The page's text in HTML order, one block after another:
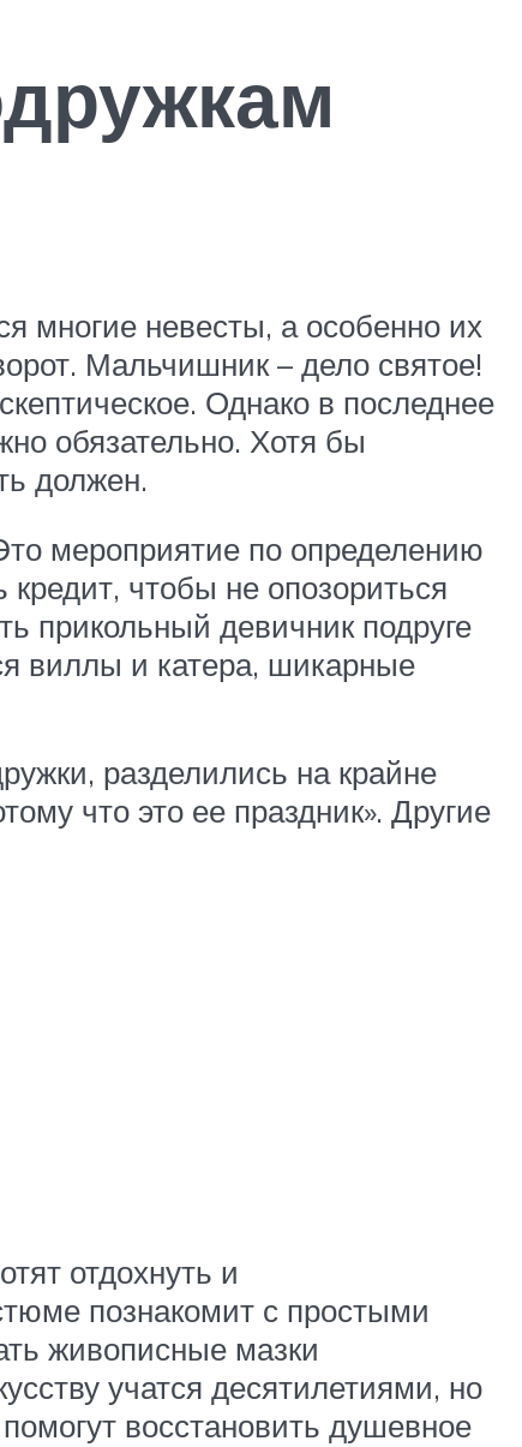
многие невесты, а особенно их
Мальчишник – дело святое!
Однако в последнее
обязательно. Хотя бы
должен.
мероприятие по определению
чтобы не опозориться
прикольный девичник подруге
виллы и катера, шикарные
разделились на крайне
что это ее праздник». Другие
отдохнуть и
познакомит с простыми
живописные мазки
учатся десятилетиями, но
восстановить душевное